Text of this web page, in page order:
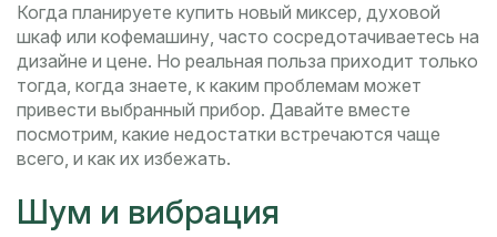
Когда планируете купить новый миксер, духовой
шкаф или кофемашину, часто сосредотачиваетесь на
дизайне и цене. Но реальная польза приходит только
тогда, когда знаете, к каким проблемам может
привести выбранный прибор. Давайте вместе
посмотрим, какие недостатки встречаются чаще
всего, и как их избежать.
Шум и вибрация